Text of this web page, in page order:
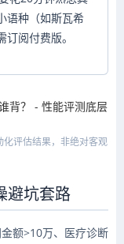
语种（如斯瓦希
阅付费版。
评估结果，非绝对客观
避坑套路
额>10万、医疗诊断